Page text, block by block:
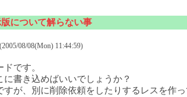
について解らない事
08/08(Mon) 11:44:59)
です。
書き込めばいいでしょうか？
が、別に削除依頼をしたりするレスを作